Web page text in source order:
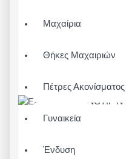
Μαχαίρια
Θήκες Μαχαιριών
Πέτρες Ακονίσματος
Γυναικεία
Ένδυση